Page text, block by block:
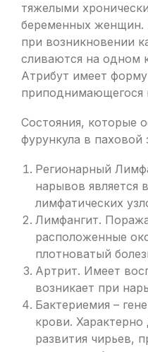
тяжелыми
беременных женщин.
при возникновении
сливаются на одном
Атрибут имеет
приподнимающегося
Состояния, которые
фурункула в паховой
Регионарный
нарывов является
лимфатических
Лимфангит.
расположенные
плотноватый
Артрит. Имеет
возникает при
Бактериемия –
крови.
развития чирьев,